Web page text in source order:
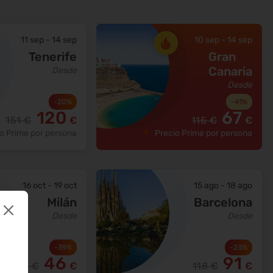
11 sep - 14 sep
Tenerife
-20%
120 €
10 sep - 14 sep
Gran
Canaria
Desde
-41 %
115€ 67 €
Precio Prime por persona
16 oct - 19 oct
Milán
-39%
46 €
15 ago - 18 ago
Barcelona
-23%
91 €